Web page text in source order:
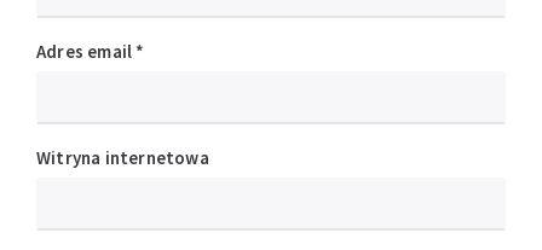
Adres email *
Witryna internetowa